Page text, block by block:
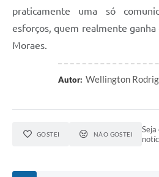
praticamente uma só
esforços, quem realmente ganha
Moraes.
Autor: Wellington
GOSTEI NÃO GOSTEI